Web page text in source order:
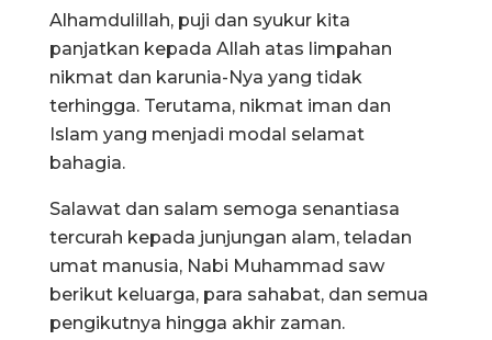
Alhamdulillah, puji dan syukur kita
panjatkan kepada Allah atas limpahan
nikmat dan karunia-Nya yang tidak
terhingga. Terutama, nikmat iman dan
Islam yang menjadi modal selamat
bahagia.
Salawat dan salam semoga senantiasa
tercurah kepada junjungan alam, teladan
umat manusia, Nabi Muhammad saw
berikut keluarga, para sahabat, dan semua
pengikutnya hingga akhir zaman.